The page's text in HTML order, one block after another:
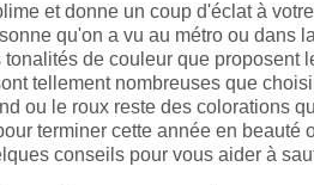
et donne un coup d'éclat à
qu'on a vu au métro ou dans
de couleur que proposent
tellement nombreuses que
ou le roux reste des colorations
terminer cette année en
conseils pour vous aider à